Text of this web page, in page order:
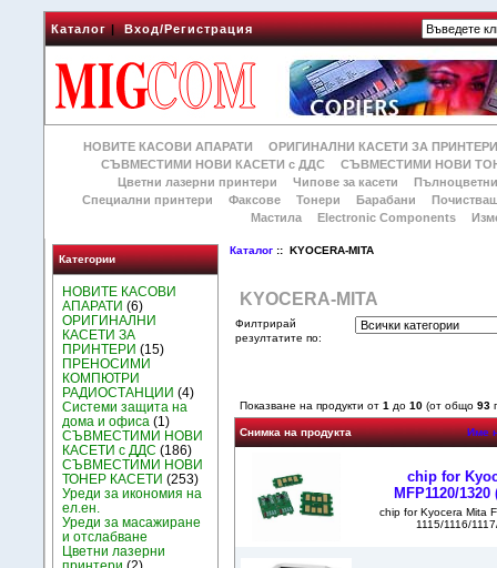
Каталог|Вход/Регистрация
НОВИТЕ КАСОВИ АПАРАТИ
ОРИГИНАЛНИ КАСЕТИ ЗА
СЪВМЕСТИМИ НОВИ КАСЕТИ с ДДС
СЪВМЕСТИМИ НОВИ
Цветни лазерни принтери
Чипове за касети
Специални принтери
Факсове Тонери Барабани
Мастила
Electronic Components
Категории
НОВИТЕ КАСОВИ
АПАРАТИ (6)
ОРИГИНАЛНИ
КАСЕТИ ЗА
ПРИНТЕРИ (15)
ПРЕНОСИМИ
КОМПЮТРИ
РАДИОСТАНЦИИ (4)
Системи защита на
дома и офиса (1)
СЪВМЕСТИМИ НОВИ
КАСЕТИ с ДДС (186)
СЪВМЕСТИМИ НОВИ
ТОНЕР КАСЕТИ (253)
Уреди за икономия на
ел.ен.
Уреди за масажиране
и отслабване
Цветни лазерни
Каталог :: KYOCERA-MITA
KYOCERA-MITA
Филтрирай
резултатите по:
Показване на продукти от 1 до 10(от общо 93
Снимка на продукта Име
chip for
MFP1120/1320
chip for Kyocera Mita
1115/1116/